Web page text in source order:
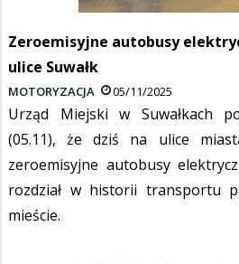
Zeroemisyjne autobusy
ulice Suwałk
MOTORYZACJA 05/11/2025
Urząd Miejski w Suwałkach
(05.11), że dziś na ulice
zeroemisyjne autobusy
rozdział w historii transportu
mieście.